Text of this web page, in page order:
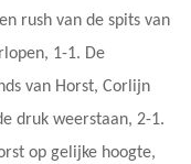
rush van de spits van
1-1. De
van Horst, Corlijn
druk weerstaan, 2-1.
op gelijke hoogte,